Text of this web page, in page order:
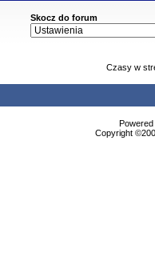
Skocz do forum
Czasy w
Copyright